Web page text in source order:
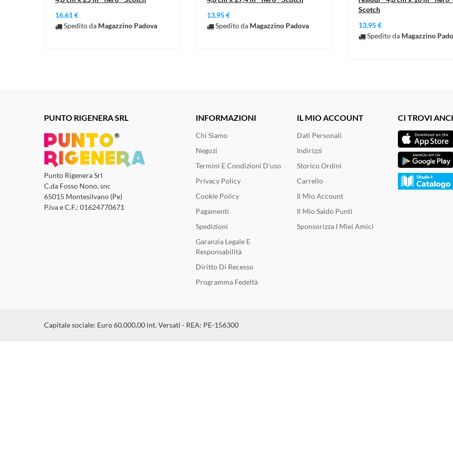
16,61 €
Spedito da Magazzino Padova
13,95 €
Spedito da Magazzino Padova
Scotch
13,95 €
Spedito da Magazzino
PUNTO RIGENERA SRL
Punto Rigenera Srl
C.da Fosso Nono, snc
65015 Montesilvano (Pe)
P.iva e C.F.: 01624770671
INFORMAZIONI
Chi Siamo
Negozi
Termini E Condizioni D'uso
Privacy Policy
Cookie Policy
Pagamenti
Spedizioni
Garanzia Legale E
Responsabilità
Diritto Di Recesso
Programma Fedeltà
IL MIO ACCOUNT
Dati Personali
Indirizzi
Storico Ordini
Carrello
Il Mio Account
Il Mio Saldo Punti
Sponsorizza I Miei Amici
CI TROVI
Capitale sociale: Euro 60.000,00 int. Versati - REA: PE-156300